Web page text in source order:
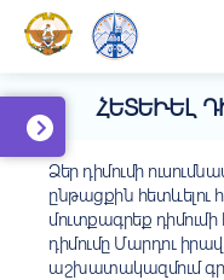
ՀԵՏԵՒԵԼ
Ձեր դիմումի
ընթացքին
մուտքագրեք դիմումի
դիմումը Մարդու
աշխատակազմում